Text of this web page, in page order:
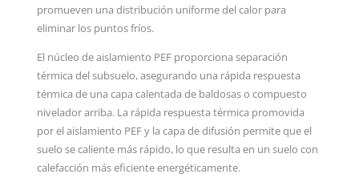
promueven una distribución uniforme del calor para
eliminar los puntos fríos.
El núcleo de aislamiento PEF proporciona separación
térmica del subsuelo, asegurando una rápida respuesta
térmica de una capa calentada de baldosas o compuesto
nivelador arriba. La rápida respuesta térmica promovida
por el aislamiento PEF y la capa de difusión permite que el
suelo se caliente más rápido, lo que resulta en un suelo con
calefacción más eficiente energéticamente.